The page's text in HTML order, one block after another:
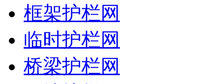
框架护栏网
临时护栏网
桥梁护栏网